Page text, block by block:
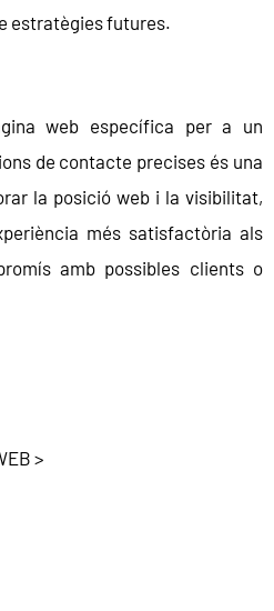
estratègies futures.
web específica per a un
de contacte precises és una
la posició web i la visibilitat,
més satisfactòria als
amb possibles clients o
>